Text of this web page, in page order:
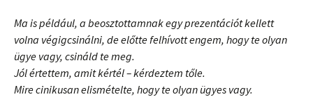
Ma is például, a beosztottamnak egy prezentációt kellett
volna végigcsinálni, de előtte felhívott engem, hogy te olyan
ügye vagy, csináld te meg.
Jól értettem, amit kértél – kérdeztem tőle.
Mire cinikusan elismételte, hogy te olyan ügyes vagy.